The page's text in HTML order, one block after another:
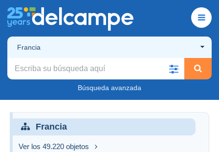
Francia
Búsqueda avanzada
Francia
Ver los 49.220 objetos